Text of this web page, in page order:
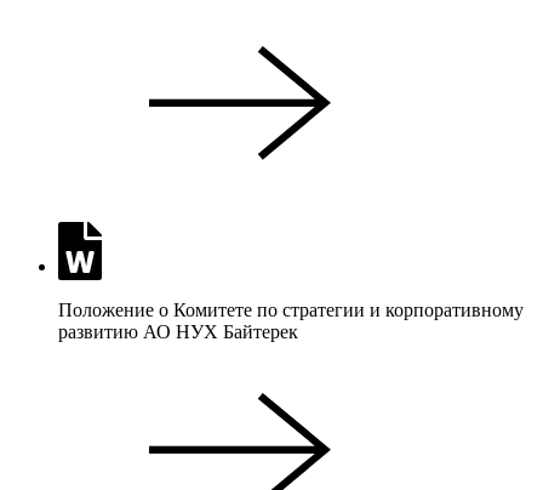
Положение о Комитете по стратегии и корпоративному
развитию АО НУХ Байтерек